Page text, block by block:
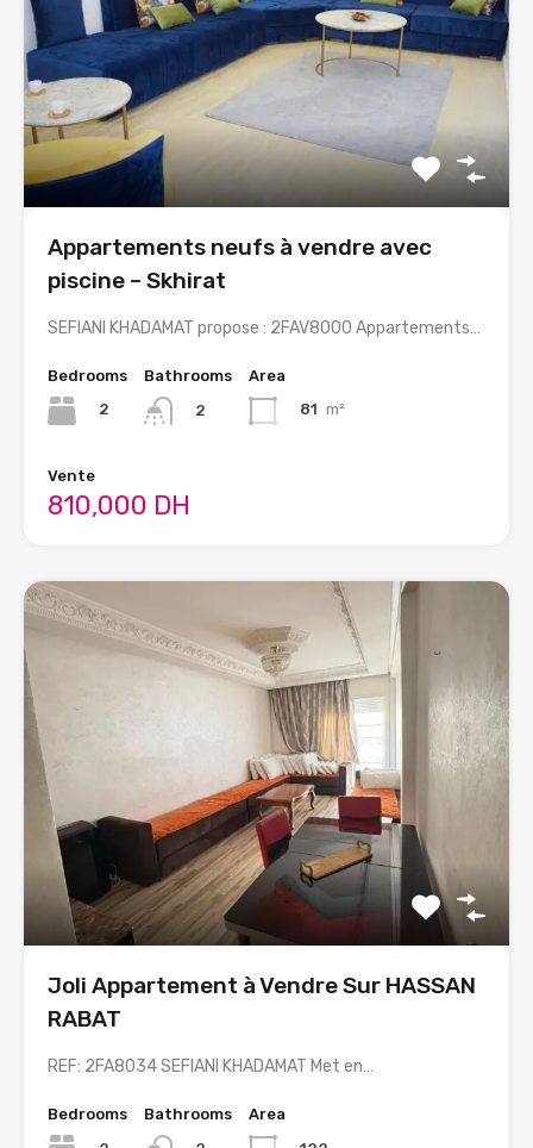
Appartements neufs à vendre avec
piscine – Skhirat
SEFIANI KHADAMAT propose : 2FAV8000 Appartements…
Bedrooms
2
Bathrooms
2
Area
81 m²
Vente
810,000 DH
Joli Appartement à Vendre Sur HASSAN
RABAT
REF: 2FA8034 SEFIANI KHADAMAT Met en…
Bedrooms
Bathrooms
Area